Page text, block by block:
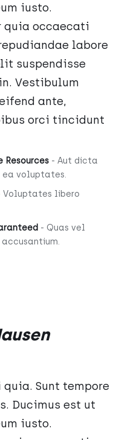
iusto.
quia occaecati
labore
suspendisse
Vestibulum
ante,
orci tincidunt
Resources- Aut dicta
ea voluptates.
libero
- Quas vel
Sunt tempore
Ducimus est ut
iusto.